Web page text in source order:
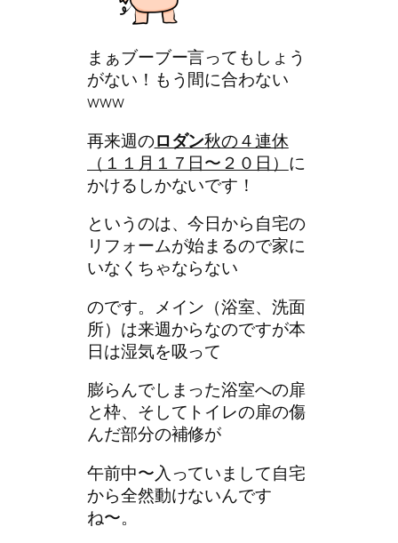
まぁブーブー言ってもしょう
がない！もう間に合わない
www
再来週のロダン秋の４連休
（１１月１７日〜２０日） に
かけるしかないです！
というのは、今日から自宅の
リフォームが始まるので家に
いなくちゃならない
のです。メイン（浴室、洗面
所）は来週からなのですが本
日は湿気を吸って
膨らんでしまった浴室への扉
と枠、そしてトイレの扉の傷
んだ部分の補修が
午前中〜入っていまして自宅
から全然動けないんです
ね〜。